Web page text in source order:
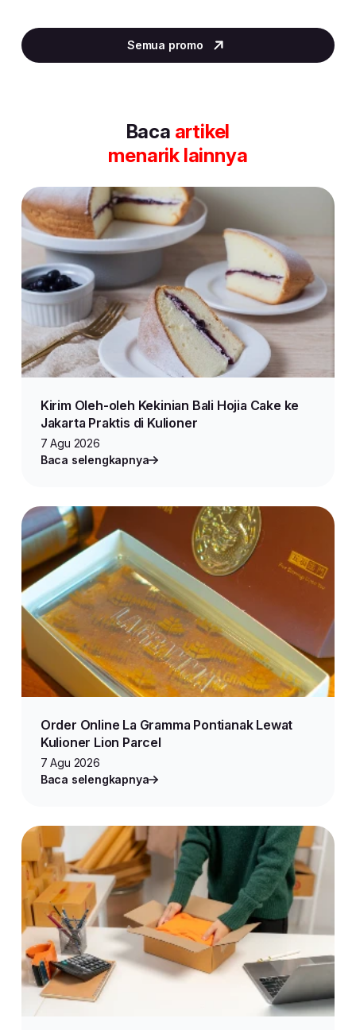
5
of
Semua promo
Baca artikel
menarik lainnya
Kirim Oleh-oleh Kekinian Bali Hojia Cake ke
Jakarta Praktis di Kulioner
7 Agu 2026
Baca selengkapnya
Order Online La Gramma Pontianak Lewat
Kulioner Lion Parcel
7 Agu 2026
Baca selengkapnya